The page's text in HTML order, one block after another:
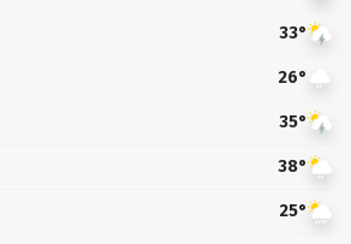
33°
26°
35°
38°
25°